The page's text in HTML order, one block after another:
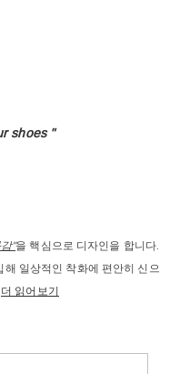
shoes "
"을 핵심으로 디자인을 합니다.
일상적인 착화에 편안히 신으
더 읽어보기